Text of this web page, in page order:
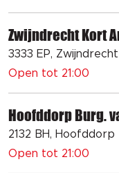
Zwijndrecht Kort
3333 EP, Zwijndrecht
Open tot 21:00
Hoofddorp Burg.
2132 BH, Hoofddorp
Open tot 21:00